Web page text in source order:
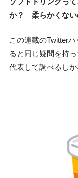
ソフトドリンクっ
か？
柔らかくな
この連載のTwitter
ると同じ疑問を持
代表して調べるしか